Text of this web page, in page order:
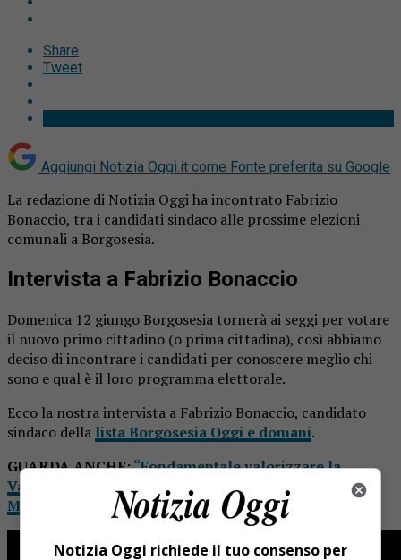
Share
Tweet
Aggiungi Notizia Oggi.it come Fonte preferita su Google
La redazione di Notizia Oggi ha incontrato Fabrizio
Bonaccio, tra i candidati sindaco alle prossime elezioni
comunali a Borgosesia.
Intervista a Fabrizio Bonaccio
Domenica 12 giungo Borgosesia tornerà ai seggi per votare
il nuovo primo cittadino (o prima cittadina), così abbiamo
deciso di incontrare i candidati per conoscere meglio chi
sono e qual è il loro programma elettorale.
Ecco la nostra intervista a Fabrizio Bonaccio, candidato
sindaco della lista Borgosesia Oggi e domani.
GUARDA ANCHE:“Fondamentale valorizzare la
Valsesia e la sua comunità”. Intervista a Claudia
Marchesini
Notizia Oggi richiede il tuo consenso per